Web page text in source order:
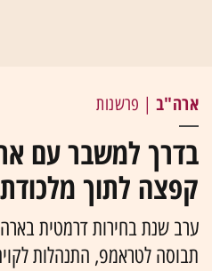
ארה"ב | פרשנות
בדרך למשבר עם
קפצה לתוך מלכודת
ערב שנת בחירות דרמטית
תבוסה לטראמפ, התנהלות